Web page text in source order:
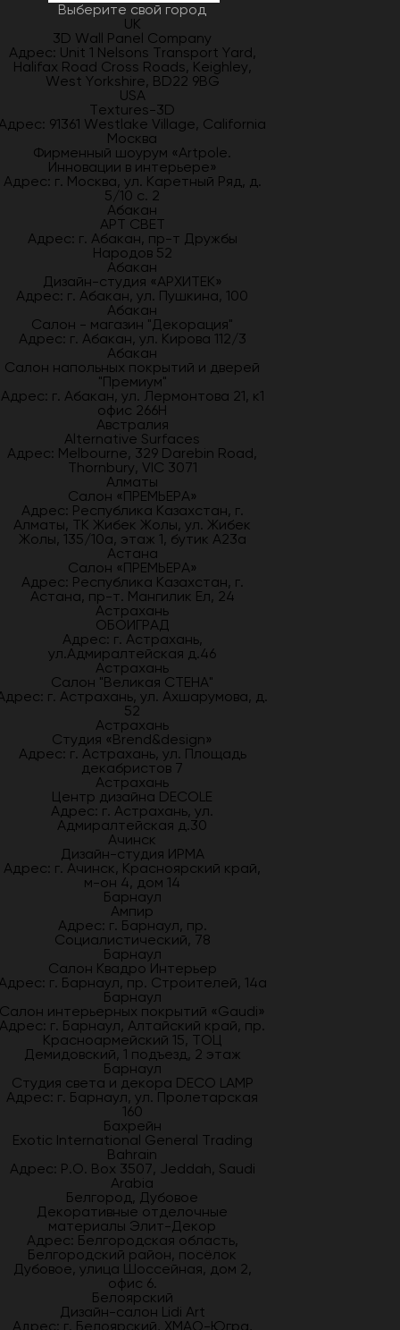
Выберите свой город
UK
3D Wall Panel Company
Адрес: Unit 1 Nelsons Transport Yard,
Halifax Road Cross Roads, Keighley,
West Yorkshire, BD22 9BG
USA
Textures-3D
91361 Westlake Village, California
Москва
Фирменный шоурум «Artpole.
Инновации в интерьере»
Адрес: г. Москва, ул. Каретный Ряд, д.
5/10 с. 2
Абакан
АРТ СВЕТ
Адрес: г. Абакан, пр-т Дружбы
Народов 52
Абакан
Дизайн-студия «АРХИТЕК»
Адрес: г. Абакан, ул. Пушкина, 100
Абакан
Салон - магазин "Декорация"
Адрес: г. Абакан, ул. Кирова 112/3
Абакан
Салон напольных покрытий и дверей
"Премиум"
Адрес: г. Абакан, ул. Лермонтова 21, к1
офис 266Н
Австралия
Alternative Surfaces
Адрес: Melbourne, 329 Darebin Road,
Thornbury, VIC 3071
Алматы
Салон «ПРЕМЬЕРА»
Адрес: Республика Казахстан, г.
Алматы, ТК Жибек Жолы, ул. Жибек
Жолы, 135/10а, этаж 1, бутик А23а
Астана
Салон «ПРЕМЬЕРА»
Адрес: Республика Казахстан, г.
Астана, пр-т. Мангилик Ел, 24
Астрахань
ОБОИГРАД
Адрес: г. Астрахань,
ул.Адмиралтейская д.46
Астрахань
Салон "Великая СТЕНА"
г. Астрахань, ул. Ахшарумова, д.
52
Астрахань
Студия «Brend&design»
Адрес: г. Астрахань, ул. Площадь
декабристов 7
Астрахань
Центр дизайна DECOLE
Адрес: г. Астрахань, ул.
Адмиралтейская д.30
Ачинск
Дизайн-студия ИРМА
Адрес: г. Ачинск, Красноярский край,
м-он 4, дом 14
Барнаул
Ампир
Адрес: г. Барнаул, пр.
Социалистический, 78
Барнаул
Салон Квадро Интерьер
г. Барнаул, пр. Строителей, 14а
Барнаул
Салон интерьерных покрытий «Gaudi»
Адрес: г. Барнаул, Алтайский край, пр.
Красноармейский 15, ТОЦ
Демидовский, 1 подъезд, 2 этаж
Барнаул
Студия света и декора DECO LAMP
Адрес: г. Барнаул, ул. Пролетарская
160
Бахрейн
Exotic International General Trading
Bahrain
Адрес: P.O. Box 3507, Jeddah, Saudi
Arabia
Белгород, Дубовое
Декоративные отделочные
материалы Элит-Декор
Адрес: Белгородская область,
Белгородский район, посёлок
Дубовое, улица Шоссейная, дом 2,
офис 6.
Белоярский
Дизайн-салон Lidi Art
Адрес: г. Белоярский, ХМАО-Югра,